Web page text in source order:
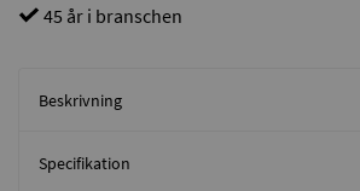
45 år i branschen
Beskrivning
Specifikation